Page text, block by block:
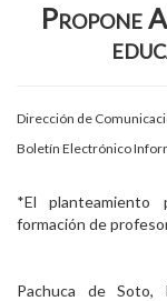
Patronato
Publicaciones en línea
Acreditación
Alumnado
Personal
Propone
Dirección de
Boletín Electrónico
*El planteamiento
formación de
Pachuca de Soto,